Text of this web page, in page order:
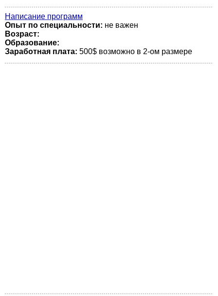
Написание программ
Опыт по специальности: не важен
Возраст:
Образование:
Заработная плата: 500$ возможно в 2-ом размере